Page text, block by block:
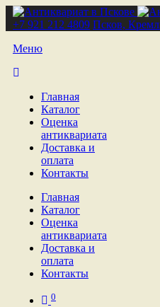
+7 921 212 4809 Псков,
Меню
Главная
Каталог
Оценка
антиквариата
Доставка и
оплата
Контакты
Главная
Каталог
Оценка
антиквариата
Доставка и
оплата
Контакты
0